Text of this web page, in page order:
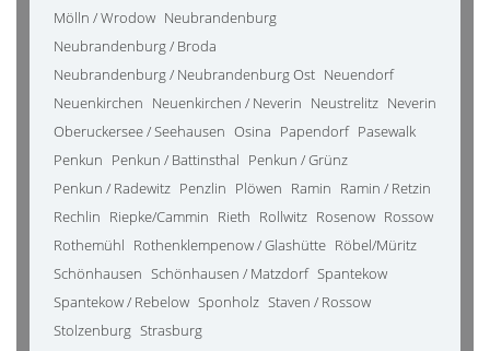
Mölln / Wrodow Neubrandenburg
Neubrandenburg / Broda
Neubrandenburg / Neubrandenburg Ost Neuendorf
Neuenkirchen Neuenkirchen / Neverin Neustrelitz Neverin
Oberuckersee / Seehausen Osina Papendorf Pasewalk
Penkun Penkun / Battinsthal Penkun / Grünz
Penkun / Radewitz Penzlin Plöwen Ramin Ramin / Retzin
Rechlin Riepke/Cammin Rieth Rollwitz Rosenow Rossow
Rothemühl Rothenklempenow / Glashütte Röbel/Müritz
Schönhausen Schönhausen / Matzdorf Spantekow
Spantekow / Rebelow Sponholz Staven / Rossow
Stolzenburg Strasburg